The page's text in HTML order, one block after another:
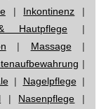
| Inkontinenz |
Hautpflege |
| Massage|
|
| Nagelpflege|
| Nasenpflege |